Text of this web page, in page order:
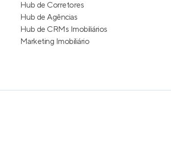
Hub de Corretores
Hub de Agências
Hub de CRMs Imobiliários
Marketing Imobiliário